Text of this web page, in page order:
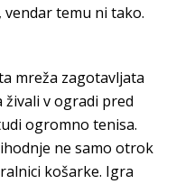
vendar temu ni tako.
mreža zagotavljata
v ogradi pred
ogromno tenisa.
ne samo otrok
košarke. Igra